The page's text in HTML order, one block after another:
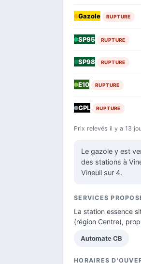
Gazole RUPTURE
SP95 RUPTURE
SP98 RUPTURE
E10 RUPTURE
GPL RUPTURE
Prix relevés il y a 13
Le gazole y est
des stations à
Vineuil sur 4.
SERVICES
La station essence
(région Centre),
Automate CB
HORAIRES